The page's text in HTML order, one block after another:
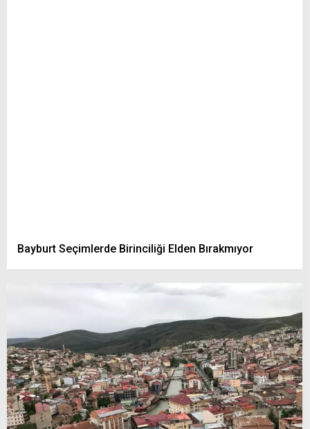
Bayburt Seçimlerde Birinciliği Elden Bırakmıyor